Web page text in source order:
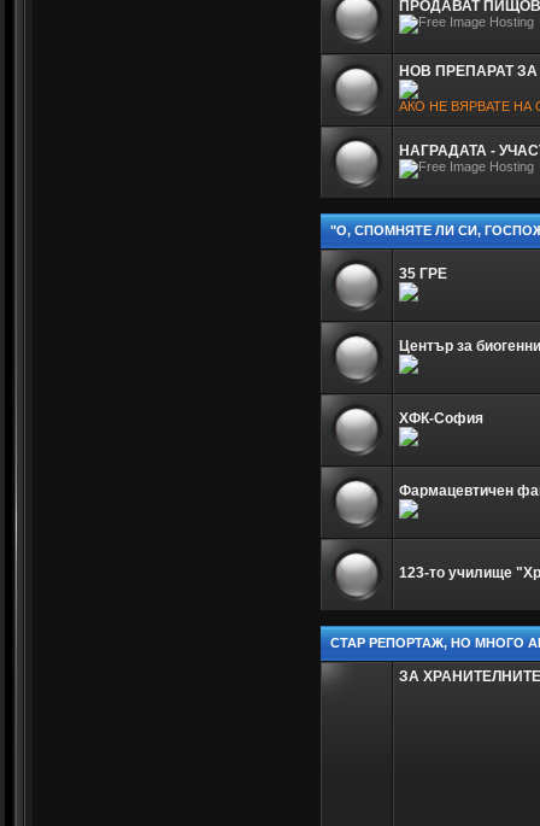
ПРОДАВАТ
НОВ ПРЕПАРАТ
АКО НЕ ВЯРВАТЕ НА
НАГРАДАТА -
"О, СПОМНЯТЕ ЛИ СИ,
35 ГРЕ
Център за
ХФК-София
Фармацевтичен
123-то училище
СТАР РЕПОРТАЖ, НО МНОГО
ЗА